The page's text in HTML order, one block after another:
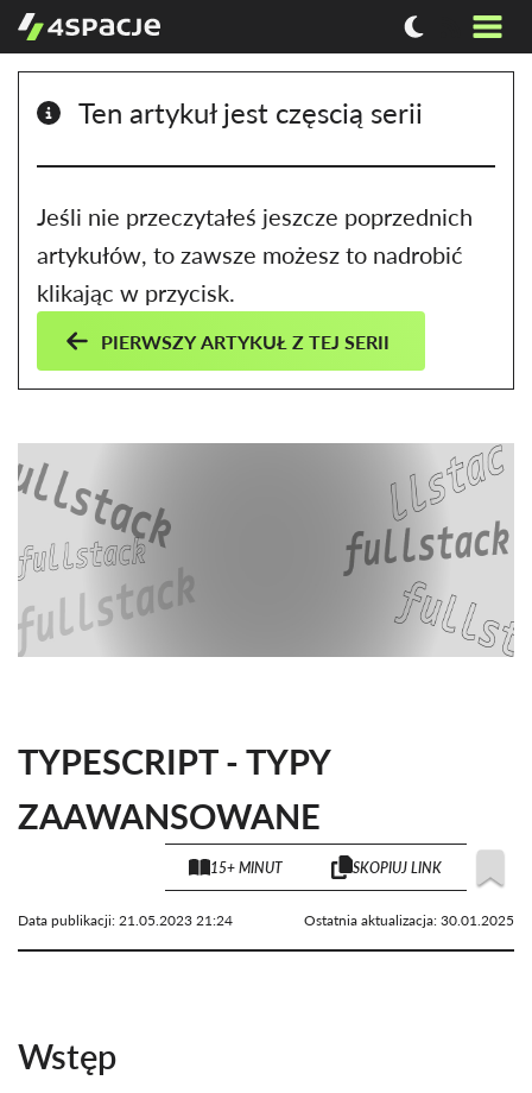
Ten artykuł jest częscią serii
Jeśli nie przeczytałeś jeszcze poprzednich
artykułów, to zawsze możesz to nadrobić
klikając w przycisk.
PIERWSZY ARTYKUŁ Z TEJ SERII
TYPESCRIPT - TYPY
ZAAWANSOWANE
15+ MINUT SKOPIUJ LINK
Data publikacji: 21.05.2023 21:24 Ostatnia aktualizacja: 30.01.2025
Wstęp